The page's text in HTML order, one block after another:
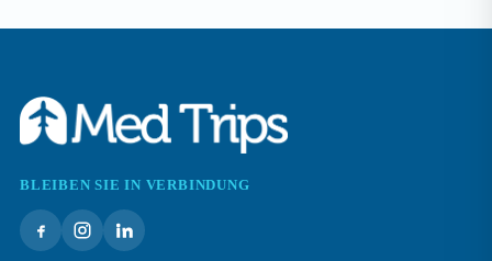
BLEIBEN SIE IN VERBINDUNG